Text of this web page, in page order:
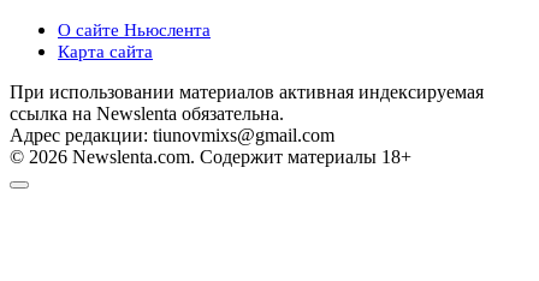
О сайте Ньюслента
Карта сайта
При использовании материалов активная индексируемая
ссылка на Newslenta обязательна.
Адрес редакции: tiunovmixs@gmail.com
© 2026 Newslenta.com. Содержит материалы 18+